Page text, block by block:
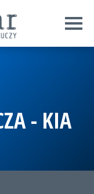
- KIA